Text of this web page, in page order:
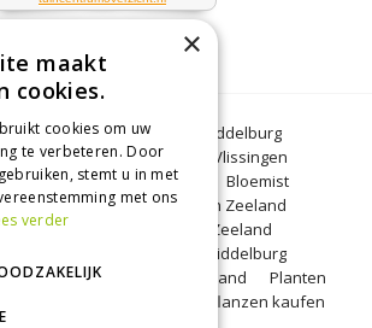
Dierenwinkel Middelburg
Middelburg
Tuincentrum Vlissingen
Zeeland
Gartencenter
Bloemist
BBQ Zeeland
Tuinplanten Zeeland
Middelburg
Barbecue Zeeland
Woonwinkel Middelburg
Koopzondag Zeeland
Planten
Pflanzen kaufen
×
maakt
cookies.
cookies om uw
te verbeteren. Door
stemt u in met
met ons
verder